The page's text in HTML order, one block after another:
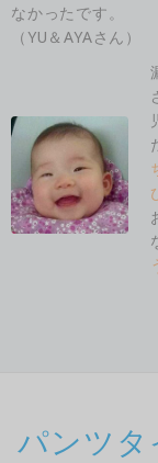
なかったです。
（YU＆AYAさん）
パンツ